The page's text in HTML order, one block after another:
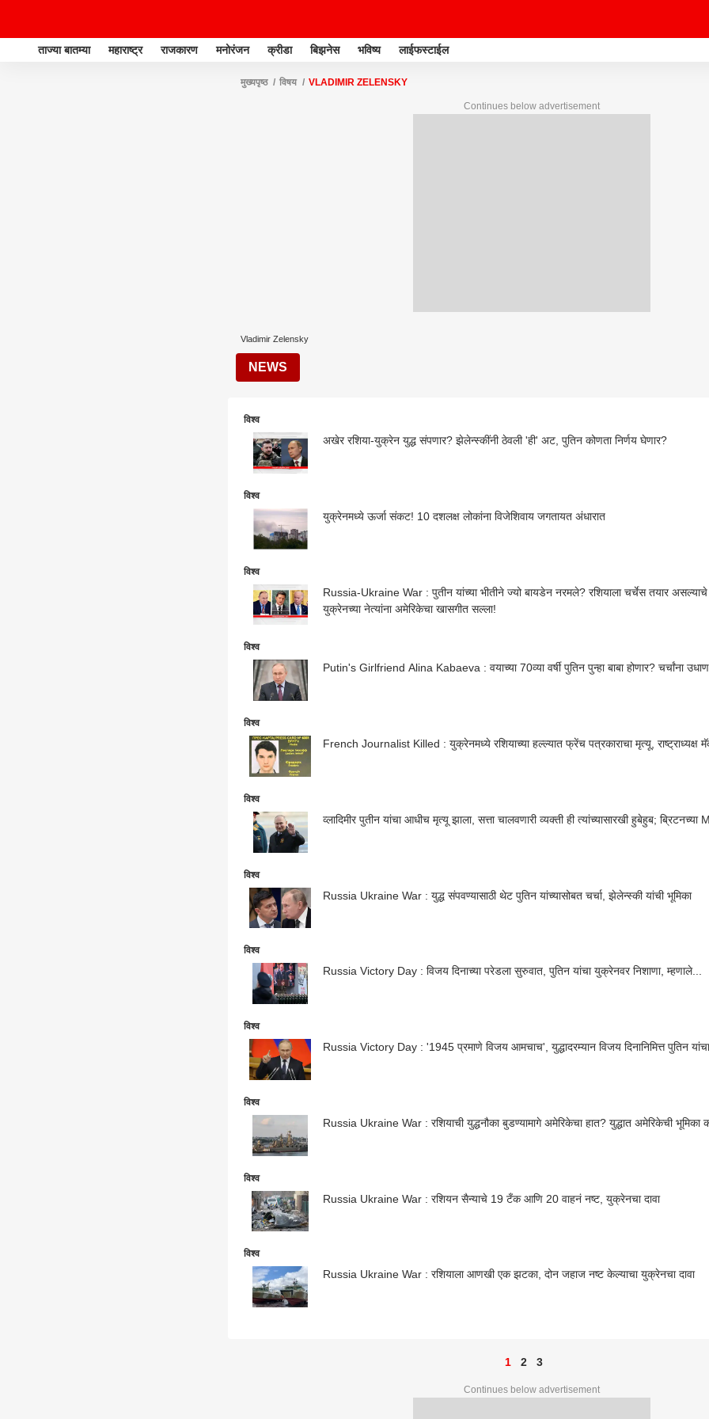
ताज्या बातम्या महाराष्ट्र राजकारण मनोरंजन क्रीडा बिझनेस भविष्य लाईफस्टाईल
मुख्यपृष्ठ विषय VLADIMIR ZELENSKY
Continues below advertisement
Vladimir Zelensky
NEWS
विश्व
अखेर रशिया-युक्रेन युद्ध संपणार? झेलेन्स्कींनी ठेवली 'ही' अट, पुतिन कोणता निर्णय घेणार?
विश्व
युक्रेनमध्ये ऊर्जा संकट! 10 दशलक्ष लोकांना विजेशिवाय जगतायत अंधारात
विश्व
Russia-Ukraine War : पुतीन यांच्या भीतीने ज्यो बायडेन नरमले? रशियाला चर्चेस तयार असल्याचे
युक्रेनच्या नेत्यांना अमेरिकेचा खासगीत सल्ला!
विश्व
Putin's Girlfriend Alina Kabaeva : वयाच्या 70व्या वर्षी पुतिन पुन्हा बाबा होणार? चर्चांना उधाण
विश्व
French Journalist Killed : युक्रेनमध्ये रशियाच्या हल्ल्यात फ्रेंच पत्रकाराचा मृत्यू, राष्ट्राध्यक्ष
विश्व
व्लादिमीर पुतीन यांचा आधीच मृत्यू झाला, सत्ता चालवणारी व्यक्ती ही त्यांच्यासारखी हुबेहुब;
विश्व
Russia Ukraine War : युद्ध संपवण्यासाठी थेट पुतिन यांच्यासोबत चर्चा, झेलेन्स्की यांची भूमिका
विश्व
Russia Victory Day : विजय दिनाच्या परेडला सुरुवात, पुतिन यांचा युक्रेनवर निशाणा, म्हणाले...
विश्व
Russia Victory Day : '1945 प्रमाणे विजय आमचाच', युद्धादरम्यान विजय दिनानिमित्त पुतिन
विश्व
Russia Ukraine War : रशियाची युद्धनौका बुडण्यामागे अमेरिकेचा हात? युद्धात अमेरिकेची भूमिका
विश्व
Russia Ukraine War : रशियन सैन्याचे 19 टँक आणि 20 वाहनं नष्ट, युक्रेनचा दावा
विश्व
Russia Ukraine War : रशियाला आणखी एक झटका, दोन जहाज नष्ट केल्याचा युक्रेनचा दावा
1 2 3
Continues below advertisement